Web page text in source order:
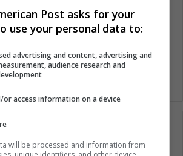
Post asks for your
use your personal data to:
advertising and content, advertising and
audience research and
or access information on a device
will be processed and information from